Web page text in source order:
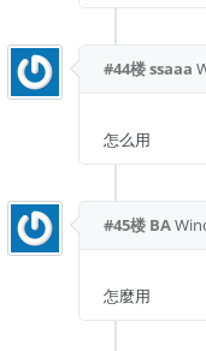
#44楼ssaaa
怎么用
#45楼 BA
怎麼用